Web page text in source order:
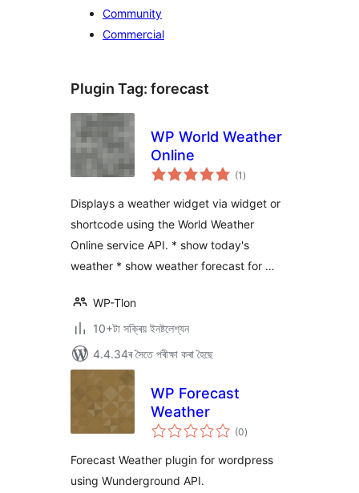
Community
Commercial
Plugin Tag: forecast
WP World Weather
Online
(1 টা
মুঠ)
Displays a weather widget via widget or
shortcode using the World Weather
Online service API. * show today's
weather * show weather forecast for …
WP-Tlon
10+টা সক্ৰিয় ইনষ্টলেশ্যন
4.4.34ৰ সৈতে পৰীক্ষা কৰা হৈছে
WP Forecast
Weather
(0টা
মুঠ)
Forecast Weather plugin for wordpress
using Wunderground API.